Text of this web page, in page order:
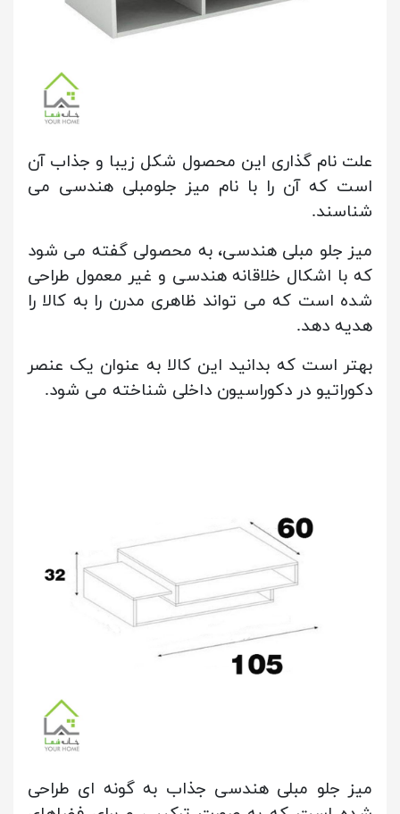
علت نام گذاری این محصول شکل زیبا و جذاب آن
است که آن را با نام میز جلومبلی هندسی می
شناسند.
میز جلو مبلی هندسی، به محصولی گفته می شود
که با اشکال خلاقانه هندسی و غیر معمول طراحی
شده است که می تواند ظاهری مدرن را به کالا را
هدیه دهد.
بهتر است که بدانید این کالا به عنوان یک عنصر
دکوراتیو در دکوراسیون داخلی شناخته می شود.
میز جلو مبلی هندسی جذاب به گونه ای طراحی